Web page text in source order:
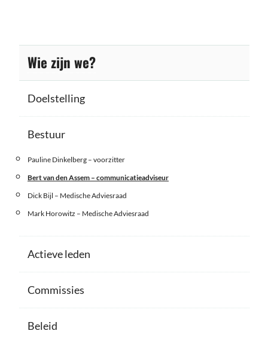
Wie zijn we?
Doelstelling
Bestuur
Pauline Dinkelberg – voorzitter
Bert van den Assem – communicatieadviseur
Dick Bijl – Medische Adviesraad
Mark Horowitz – Medische Adviesraad
Actieve leden
Commissies
Beleid